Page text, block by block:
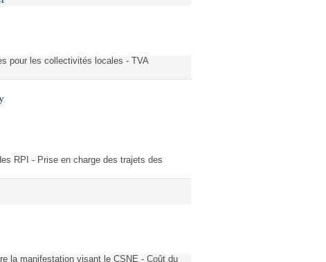
pour les collectivités locales - TVA
RPI - Prise en charge des trajets des
la manifestation visant le CSNE - Coût du